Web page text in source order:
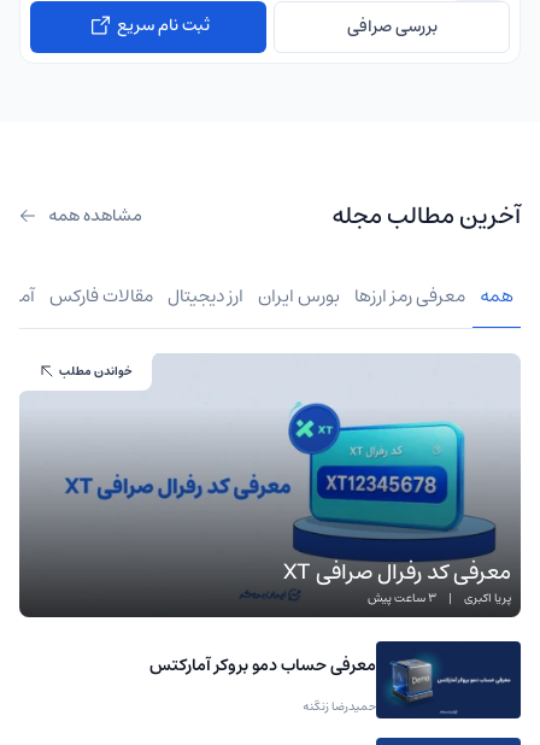
بررسی صرافی
ثبت نام سریع
آخرین مطالب مجله مشاهده همه
همه معرفی رمز ارزها بورس ایران ارز دیجیتال مقالات فارکس
معرفی کد رفرال صرافی XT
پریا اکبری | 3 ساعت پیش
خواندن مطلب
معرفی حساب دمو بروکر آمارکتس
حمیدرضا زنگنه